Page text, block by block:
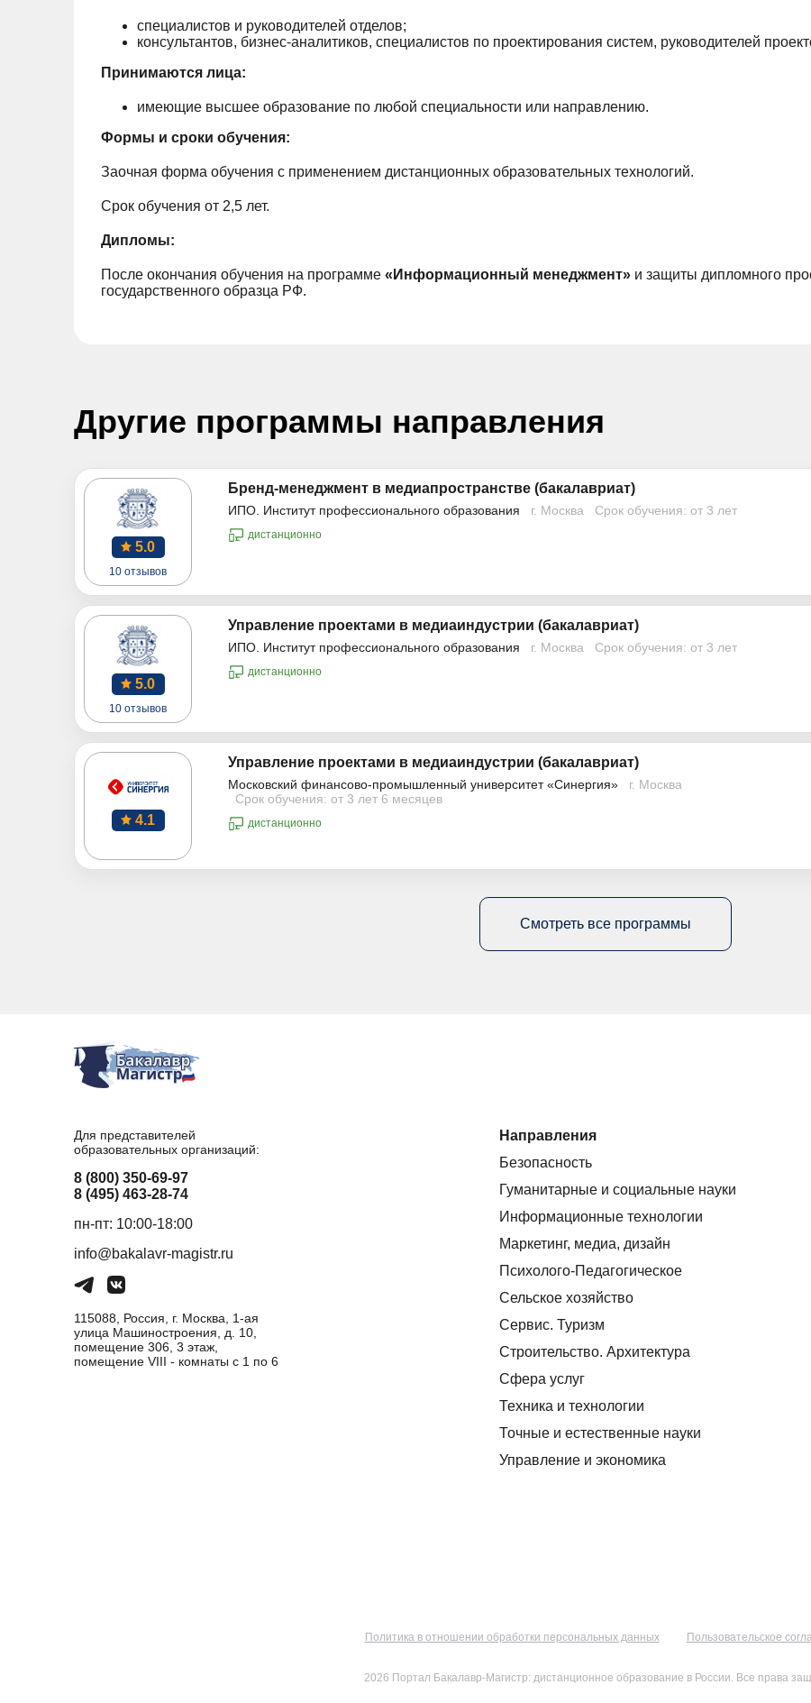
специалистов и руководителей отделов;
консультантов, бизнес-аналитиков, специалистов по проектирования систем, руководителей
Принимаются лица:
имеющие высшее образование по любой специальности или направлению.
Формы и сроки обучения:
Заочная форма обучения с применением дистанционных образовательных технологий.
Срок обучения от 2,5 лет.
Дипломы:
После окончания обучения на программе «Информационный менеджмент» и защиты дипломного
государственного образца РФ.
Другие программы направления
5.0
10 отзывов
Бренд-менеджмент в медиапространстве (бакалавриат)
ИПО. Институт профессионального образования г. Москва Срок обучения: от 3 лет
дистанционно
5.0
10 отзывов
Управление проектами в медиаиндустрии (бакалавриат)
ИПО. Институт профессионального образования г. Москва Срок обучения: от 3 лет
дистанционно
4.1
Управление проектами в медиаиндустрии (бакалавриат)
Московский финансово-промышленный университет «Синергия»
г. Москва
Срок обучения: от 3 лет 6 месяцев
дистанционно
Смотреть все программы
Для представителей
образовательных организаций:
8 (800) 350-69-97
8 (495) 463-28-74
пн-пт: 10:00-18:00
info@bakalavr-magistr.ru
115088, Россия, г. Москва, 1-ая
улица Машиностроения, д. 10,
помещение 306, 3 этаж,
помещение VIII - комнаты с 1 по 6
Направления
Безопасность
Гуманитарные и социальные науки
Информационные технологии
Маркетинг, медиа, дизайн
Психолого-Педагогическое
Сельское хозяйство
Сервис. Туризм
Строительство. Архитектура
Сфера услуг
Техника и технологии
Точные и естественные науки
Управление и экономика
Политика в отношении обработки персональных данных Пользовательское
2026 Портал Бакалавр-Магистр: дистанционное образование в России. Все права